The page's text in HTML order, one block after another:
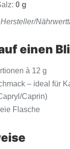
0 g
einen
à 12 g
– ideal für
Caprin)
Flasche